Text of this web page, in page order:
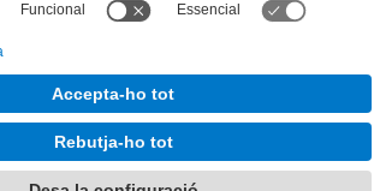
amb
Mapa del lloc
Accessibilitat
Configuració de privadesa